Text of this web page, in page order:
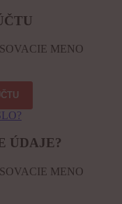
MENO
ÚDAJE?
MENO